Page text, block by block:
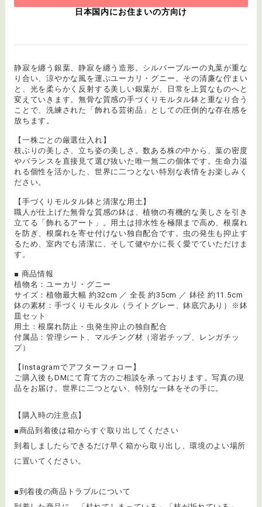
日本国内にお住まいの方向け
静寂を纏う銀葉、静寂を纏う造形。シルバーブルーの丸葉が重な
り合い、涼やかな風を運ぶユーカリ・グニー。その清廉な佇まい
と、光を柔らかく反射する美しい銀葉が、日常を上質なものへと
変えていきます。無骨な質感の手づくりモルタル鉢と重なり合う
ことで、洗練された「飾れる芸術品」としての圧倒的な存在感を
放ちます。
【一株ごとの厳選仕入れ】
枝ぶりの美しさ、立ち姿の美しさ。数ある株の中から、葉の密度
やバランスを直接見て選び抜いた唯一無二の個体です。生命力溢
れる個性を活かした、世界に二つとない特別な表情をお楽しみく
ださい。
【手づくりモルタル鉢と清潔な用土】
職人が仕上げた無骨な質感の鉢は、植物の有機的な美しさを引き
立てる「飾れるアート」。用土は排水性を極限まで高め、根腐れ
を防ぎ、根腐れを寄せ付けない独自配合です。虫の発生も抑止す
るため、室内でも清潔に、そして健やかに長く愛でていただけま
す。
■ 商品情報
植物名：ユーカリ・グニー
サイズ：植物最大幅 約32cm ／ 全長 約35cm ／ 鉢径 約11.5cm
鉢の素材：手づくりモルタル（ライトグレー、鉢底穴あり）※鉢
皿セット
用土：根腐れ防止・虫発生抑止の独自配合
付属品：管理シート、マルチング材（溶岩チップ、レンガチッ
プ）
【Instagramでアフターフォロー】
ご購入後もDMにて育て方のご相談を承っております。写真の現
品をお届け。世界に二つとない、特別な一鉢をその手に。
【購入時の注意点】
■商品到着後は箱からすぐ取り出してください
到着しましたらできるだけ早く箱から取り出し、環境のよい場所
に置いてください。
■到着後の商品トラブルについて